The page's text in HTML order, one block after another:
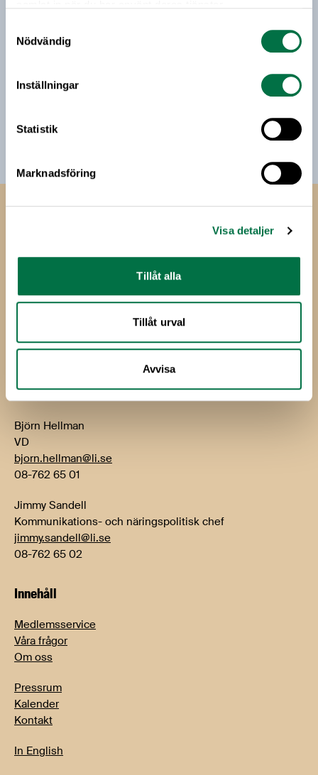
Nödvändig
Inställningar
Statistik
Marknadsföring
Visa detaljer
Tillåt alla
Tillåt urval
Avvisa
E-post:
Jag vill få relevant information från Livsmedelsföretagen
till min inkorg. Livsmedelsföretagen ska inte dela eller
avsluta prenumerationen.
Box 5501
Besök: Storgatan 19
E-post:info@li.se
Telefon: 08-762 65 00
Kontakt
Björn Hellman
VD
bjorn.hellman@li.se
08-762 65 01
Jimmy Sandell
Kommunikations- och näringspolitisk chef
jimmy.sandell@li.se
08-762 65 02
Innehåll
Medlemsservice
Våra frågor
Om oss
Pressrum
Kalender
Kontakt
In English